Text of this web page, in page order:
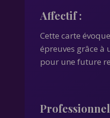
Affectif:
Cette carte
épreuves grâce à
pour une future
Professionnel